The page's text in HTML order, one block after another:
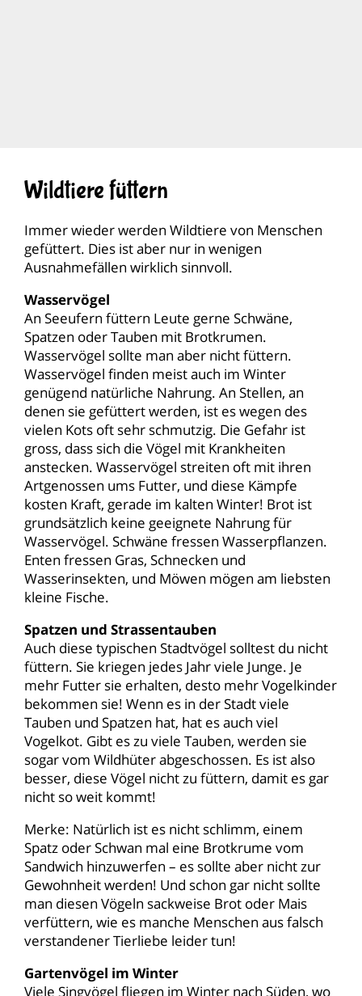
Wildtiere füttern
Immer wieder werden Wildtiere von Menschen
gefüttert. Dies ist aber nur in wenigen
Ausnahmefällen wirklich sinnvoll.
Wasservögel
An Seeufern füttern Leute gerne Schwäne,
Spatzen oder Tauben mit Brotkrumen.
Wasservögel sollte man aber nicht füttern.
Wasservögel finden meist auch im Winter
genügend natürliche Nahrung. An Stellen, an
denen sie gefüttert werden, ist es wegen des
vielen Kots oft sehr schmutzig. Die Gefahr ist
gross, dass sich die Vögel mit Krankheiten
anstecken. Wasservögel streiten oft mit ihren
Artgenossen ums Futter, und diese Kämpfe
kosten Kraft, gerade im kalten Winter! Brot ist
grundsätzlich keine geeignete Nahrung für
Wasservögel. Schwäne fressen Wasserpflanzen.
Enten fressen Gras, Schnecken und
Wasserinsekten, und Möwen mögen am liebsten
kleine Fische.
Spatzen und Strassentauben
Auch diese typischen Stadtvögel solltest du nicht
füttern. Sie kriegen jedes Jahr viele Junge. Je
mehr Futter sie erhalten, desto mehr Vogelkinder
bekommen sie! Wenn es in der Stadt viele
Tauben und Spatzen hat, hat es auch viel
Vogelkot. Gibt es zu viele Tauben, werden sie
sogar vom Wildhüter abgeschossen. Es ist also
besser, diese Vögel nicht zu füttern, damit es gar
nicht so weit kommt!
Merke: Natürlich ist es nicht schlimm, einem
Spatz oder Schwan mal eine Brotkrume vom
Sandwich hinzuwerfen – es sollte aber nicht zur
Gewohnheit werden! Und schon gar nicht sollte
man diesen Vögeln sackweise Brot oder Mais
verfüttern, wie es manche Menschen aus falsch
verstandener Tierliebe leider tun!
Gartenvögel im Winter
Viele Singvögel fliegen im Winter nach Süden, wo